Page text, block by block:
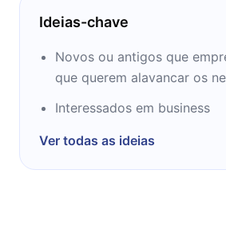
Ideias-chave
Novos ou antigos que
que querem alavancar os
Interessados em business
Ver todas as ideias